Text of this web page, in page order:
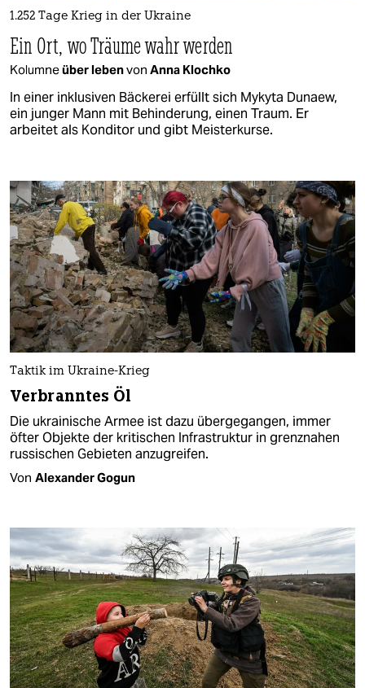
1.252 Tage Krieg in der Ukraine
Ein Ort, wo Träume wahr werden
Kolumneüber lebenvon Anna Klochko
In einer inklusiven Bäckerei erfüllt sich Mykyta Dunaew,
ein junger Mann mit Behinderung, einen Traum. Er
arbeitet als Konditor und gibt Meisterkurse.
Taktik im Ukraine-Krieg
Verbranntes Öl
Die ukrainische Armee ist dazu übergegangen, immer
öfter Objekte der kritischen Infrastruktur in grenznahen
russischen Gebieten anzugreifen.
Von Alexander Gogun